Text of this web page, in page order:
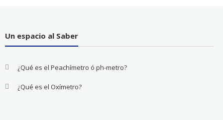
Un espacio al Saber
¿Qué es el Peachímetro ó ph-metro?
¿Qué es el Oxímetro?